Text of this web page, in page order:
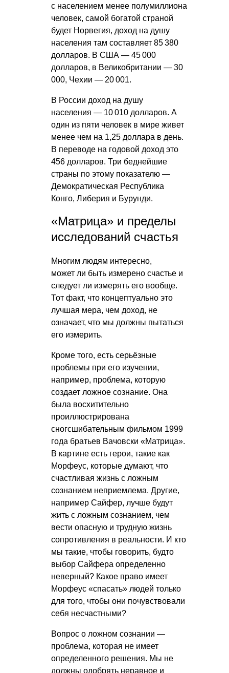
с населением менее полумиллиона
человек, самой богатой страной
будет Норвегия, доход на душу
населения там составляет 85 380
долларов. В США — 45 000
долларов, в Великобритании — 30
000, Чехии — 20 001.
В России доход на душу
населения — 10 010 долларов. А
один из пяти человек в мире живет
менее чем на 1,25 доллара в день.
В переводе на годовой доход это
456 долларов. Три беднейшие
страны по этому показателю —
Демократическая Республика
Конго, Либерия и Бурунди.
«Матрица» и пределы
исследований счастья
Многим людям интересно,
может ли быть измерено счастье и
следует ли измерять его вообще.
Тот факт, что концептуально это
лучшая мера, чем доход, не
означает, что мы должны пытаться
его измерить.
Кроме того, есть серьёзные
проблемы при его изучении,
например, проблема, которую
создает ложное сознание. Она
была восхитительно
проиллюстрирована
сногсшибательным фильмом 1999
года братьев Вачовски «Матрица».
В картине есть герои, такие как
Морфеус, которые думают, что
счастливая жизнь с ложным
сознанием неприемлема. Другие,
например Сайфер, лучше будут
жить с ложным сознанием, чем
вести опасную и трудную жизнь
сопротивления в реальности. И кто
мы такие, чтобы говорить, будто
выбор Сайфера определенно
неверный? Какое право имеет
Морфеус «спасать» людей только
для того, чтобы они почувствовали
себя несчастными?
Вопрос о ложном сознании —
проблема, которая не имеет
определенного решения. Мы не
должны одобрять неравное и